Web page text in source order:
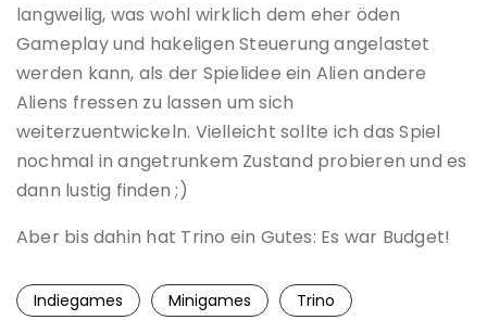
langweilig, was wohl wirklich dem eher öden
Gameplay und hakeligen Steuerung angelastet
werden kann, als der Spielidee ein Alien andere
Aliens fressen zu lassen um sich
weiterzuentwickeln. Vielleicht sollte ich das Spiel
nochmal in angetrunkem Zustand probieren und es
dann lustig finden ;)
Aber bis dahin hat Trino ein Gutes: Es war Budget!
Indiegames Minigames Trino